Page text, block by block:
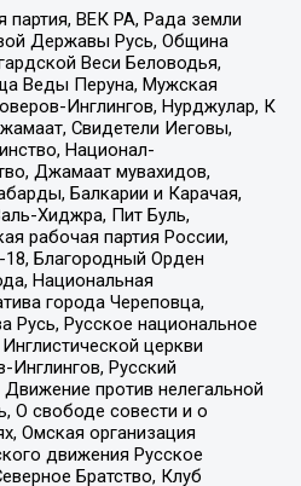
партия, ВЕК РА, Рада земли
Державы Русь, Община
Веси Беловодья,
Веды Перуна, Мужская
Инглингов, Нурджулар, К
Свидетели Иеговы,
Национал-
Джамаат мувахидов,
Балкарии и Карачая,
Хиджра, Пит Буль,
рабочая партия России,
Благородный Орден
Национальная
города Череповца,
Русское национальное
церкви
Инглингов, Русский
против нелегальной
О свободе совести и о
Омская организация
движения Русское
Братство, Клуб